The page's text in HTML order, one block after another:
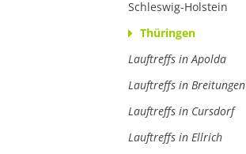
Schleswig-Holstein
Thüringen
Lauftreffs in Apolda
Lauftreffs in Breitungen
Lauftreffs in Cursdorf
Lauftreffs in Ellrich